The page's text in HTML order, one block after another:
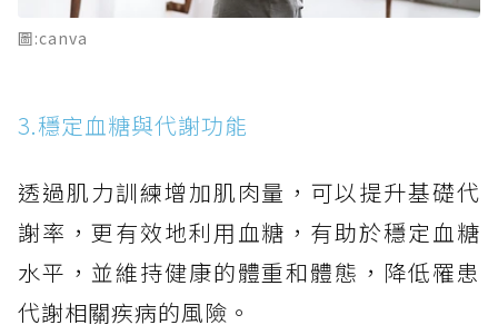
圖:canva
3.穩定血糖與代謝功能
透過肌力訓練增加肌肉量，可以提升基礎代
謝率，更有效地利用血糖，有助於穩定血糖
水平，並維持健康的體重和體態，降低罹患
代謝相關疾病的風險。